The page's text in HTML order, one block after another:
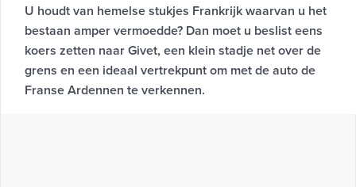
U houdt van hemelse stukjes Frankrijk waarvan u het
bestaan amper vermoedde? Dan moet u beslist eens
koers zetten naar Givet, een klein stadje net over de
grens en een ideaal vertrekpunt om met de auto de
Franse Ardennen te verkennen.